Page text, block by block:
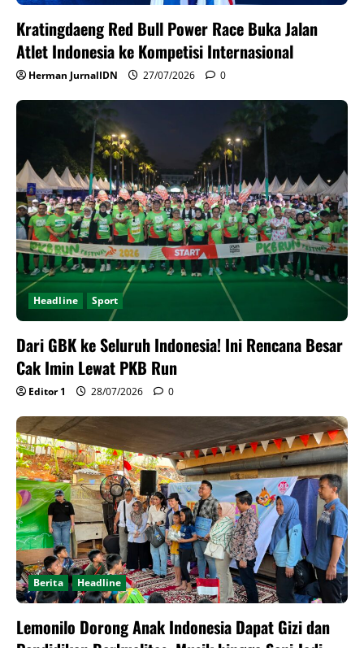
Kratingdaeng Red Bull Power Race Buka Jalan
Atlet Indonesia ke Kompetisi Internasional
Herman JurnalIDN 27/07/2026 0
Headline Sport
Dari GBK ke Seluruh Indonesia! Ini Rencana Besar
Cak Imin Lewat PKB Run
Editor 1 28/07/2026 0
Berita Headline
Lemonilo Dorong Anak Indonesia Dapat Gizi dan